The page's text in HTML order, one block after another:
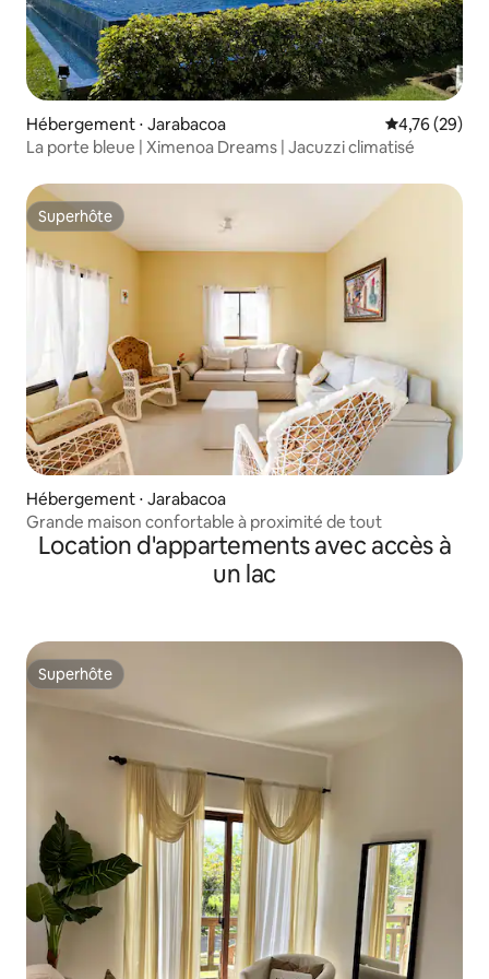
Hébergement ⋅ Jarabacoa Évaluation
4,76 (29)
La porte bleue | Ximenoa Dreams | Jacuzzi climatisé
Superhôte
Superhôte
Hébergement ⋅ Jarabacoa
Grande maison confortable à proximité de tout
Location d'appartements avec accès à
un lac
Superhôte
Superhôte